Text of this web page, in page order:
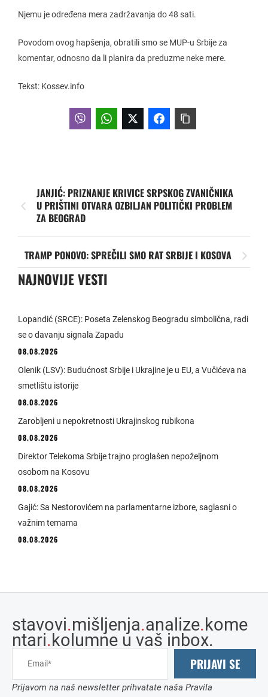
Njemu je određena mera zadržavanja do 48 sati.
Povodom ovog hapšenja, obratili smo se MUP-u Srbije za
komentar, odnosno da li planira da preduzme neke mere.
Tekst: Kossev.info
JANJIĆ: PRIZNANJE KRIVICE SRPSKOG ZVANIČNIKA
U PRIŠTINI OTVARA OZBILJAN POLITIČKI PROBLEM
ZA BEOGRAD
TRAMP PONOVO: SPREČILI SMO RAT SRBIJE I KOSOVA
NAJNOVIJE VESTI
Lopandić (SRCE): Poseta Zelenskog Beogradu simbolična, radi
se o davanju signala Zapadu
08.08.2026
Olenik (LSV): Budućnost Srbije i Ukrajine je u EU, a Vučićeva na
smetlištu istorije
08.08.2026
Zarobljeni u nepokretnosti Ukrajinskog rubikona
08.08.2026
Direktor Telekoma Srbije trajno proglašen nepoželjnom
osobom na Kosovu
08.08.2026
Gajić: Sa Nestorovićem na parlamentarne izbore, saglasni o
važnim temama
08.08.2026
stavovi.mišljenja.analize.kome
ntari.kolumne u vaš inbox.
PRIJAVI SE
Prijavom na naš newsletter prihvatate naša Pravila